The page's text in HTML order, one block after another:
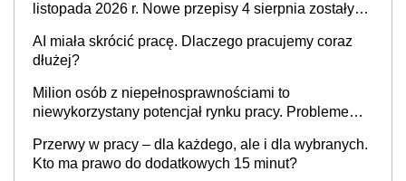
listopada 2026 r. Nowe przepisy 4 sierpnia zostały
AI miała skrócić pracę. Dlaczego pracujemy coraz
dłużej?
Milion osób z niepełnosprawnościami to
niewykorzystany potencjał rynku pracy. Problemem
refundacji, ale bariery po stronie systemu i
świadomości pracodawców [WYWIAD]
Przerwy w pracy – dla każdego, ale i dla wybranych.
Kto ma prawo do dodatkowych 15 minut?